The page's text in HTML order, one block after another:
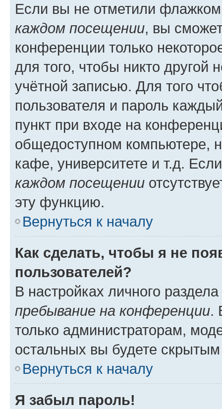
Если вы не отметили
каждом посещении, вы
конференции только
для того, чтобы никто другой
учётной записью. Для того
пользователя и пароль
пункт при входе на
общедоступном компьютере,
кафе, университете и т.д.
каждом посещении
эту функцию.
Вернуться к началу
Как сделать, чтобы я не
пользователей?
В настройках личного
пребывание на конференции.
только администраторам,
остальных вы будете
Вернуться к началу
Я забыл пароль!